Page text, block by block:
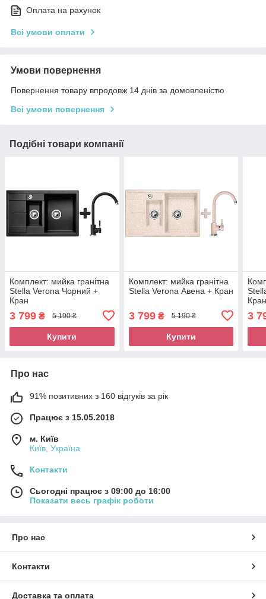
Оплата на рахунок
Всі умови оплати
Умови повернення
Повернення товару впродовж 14 днів за домовленістю
Всі умови повернення
Подібні товари компанії
Комплект: мийка гранітна
Stella Verona Чорний +
Кран
3 799 ₴ 5 190 ₴
Купити
Комплект: мийка гранітна
Stella Verona Авена + Кран
3 799₴ 5 190 ₴
Купити
3
Про нас
91% позитивних з 160 відгуків за рік
Працює з 15.05.2018
м. Київ
Київ, Україна
Контакти
Сьогодні працює з 09:00 до 16:00
Показати весь графік роботи
Про нас
Контакти
Доставка та оплата